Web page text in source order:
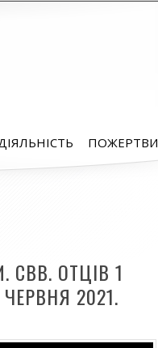
ПОЖЕРТВИ
СВВ. ОТЦІВ 1
2021.